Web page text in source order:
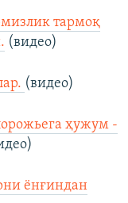
тармоқ
(видео)
(видео)
ҳужум -
ёнғиндан